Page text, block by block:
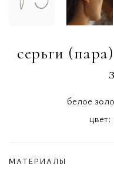
серьги
белое
цвет:
МАТЕРИАЛЫ